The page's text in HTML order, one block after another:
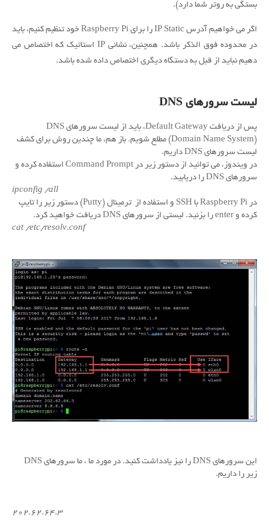
بستگی به روتر شما دارد).
اگر می خواهیم آدرس IP Static را برای Raspberry Pi خود تنظیم کنیم، باید
در محدوده فوق الذکر باشد.
همچنین، نشانی IP استاتیک که اختصاص می
دهیم نباید از قبل به دستگاه دیگری اختصاص داده شده باشد.
لیست سرورهای DNS
پس از دریافت Default Gateway، باید از لیست سرورهای DNS
(Domain Name System) مطلع شویم.
باز هم، ما چندین روش برای کشف
لیست سرورهای DNS داریم.
در ویندوز، می توانید از دستور زیر در Command Prompt استفاده کرده و
سرورهای DNS را دریابید.
ipconfig /all
در Raspberry Pi با SSH و استفاده از ترمینال (Putty) دستور زیر را تایپ
کرده و enter را بزنید.
لیستی از سرورهای DNS دریافت خواهید کرد.
cat /etc/resolv.conf
این سرورهای DNS را نیز یادداشت کنید.
در مورد ما ، ما سرورهای DNS
زیر را داریم.
۲۰۲.۶۲.۶۴.۳